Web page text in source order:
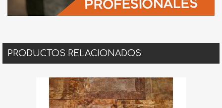
PRODUCTOS RELACIONADOS